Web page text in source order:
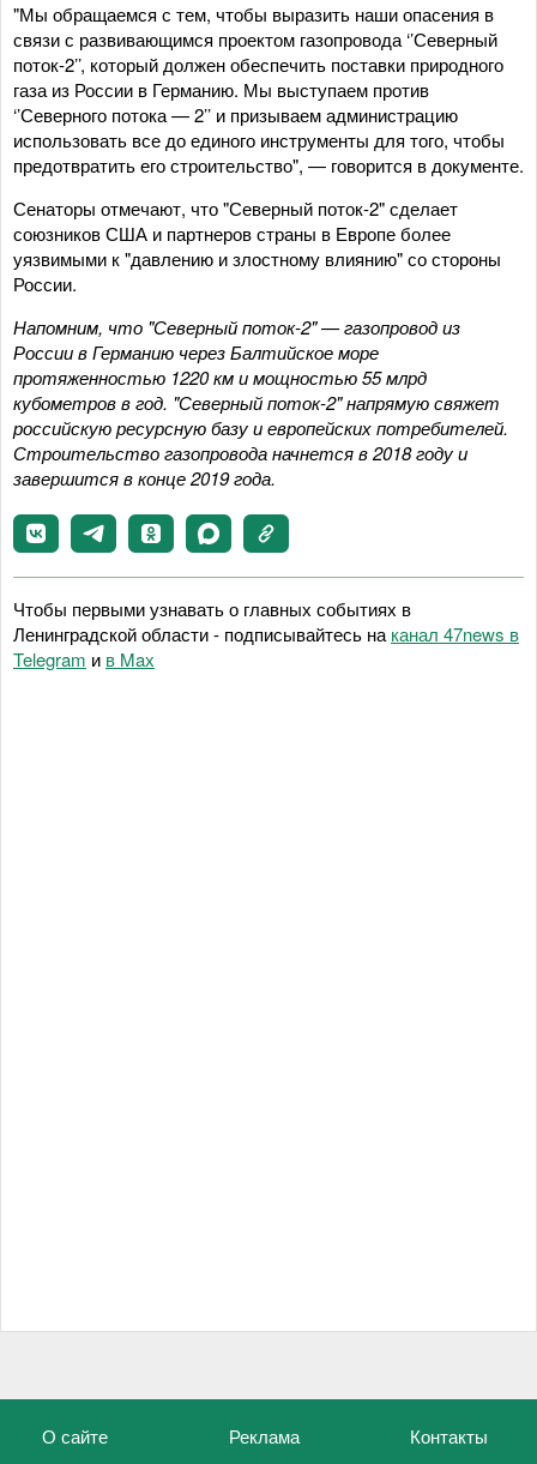
"Мы обращаемся с тем, чтобы выразить наши опасения в
связи с развивающимся проектом газопровода ‘’Северный
поток-2’’, который должен обеспечить поставки природного
газа из России в Германию. Мы выступаем против
‘’Северного потока — 2’’ и призываем администрацию
использовать все до единого инструменты для того, чтобы
предотвратить его строительство", — говорится в документе.
Сенаторы отмечают, что "Северный поток-2" сделает
союзников США и партнеров страны в Европе более
уязвимыми к "давлению и злостному влиянию" со стороны
России.
Напомним, что "Северный поток-2" — газопровод из
России в Германию через Балтийское море
протяженностью 1220 км и мощностью 55 млрд
кубометров в год. "Северный поток-2" напрямую свяжет
российскую ресурсную базу и европейских потребителей.
Строительство газопровода начнется в 2018 году и
завершится в конце 2019 года.
Чтобы первыми узнавать о главных событиях в
Ленинградской области - подписывайтесь на канал 47news в
Telegram и в Maх
О сайте Реклама Контакты